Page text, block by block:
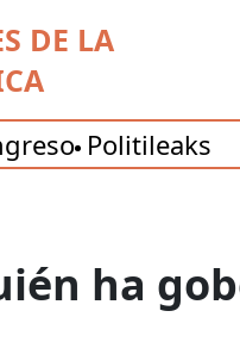
DE LA
Politileaks
ha